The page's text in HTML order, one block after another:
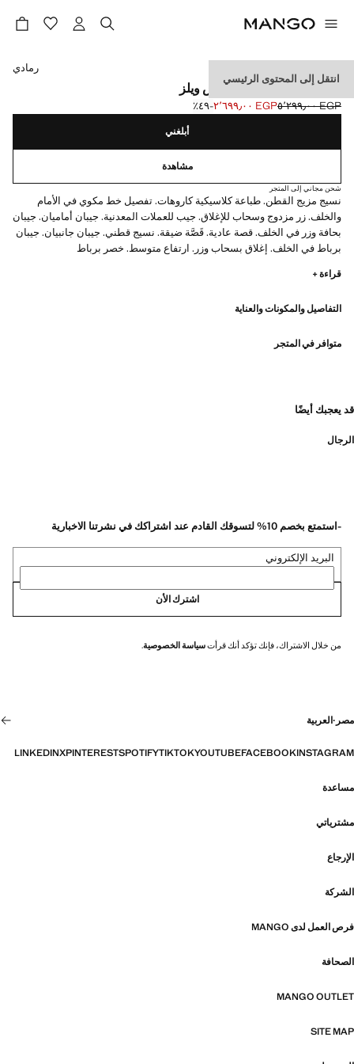
انتقل إلى المحتوى الرئيسي
بنطلون فيلانيل بطبعة برنس ويلز
السعر الأول محذوف [EGP ٥٬٢٩٩٫٠٠ ]
EGP ٥٬٢٩٩٫٠٠
السعر الحالي [EGP ٢٬٦٩٩٫٠٠ ] EGP ٢٬٦٩٩٫٠٠ ؜-٤٩٪؜
حدد اللون
رمادي
أبلغني
مشاهدة
شحن مجاني إلى المتجر
نسيج مزيج القطن. طباعة كلاسيكية كاروهات. تفصيل خط مكوي في الأمام
والخلف. زر مزدوج وسحاب للإغلاق. جيب للعملات المعدنية. جيبان أماميان. جيبان
بحافة وزر في الخلف. قصة عادية. قَصَّة ضيقة. نسيج قطني. جيبان جانبيان. جيبان
برباط في الخلف. إغلاق بسحاب وزر. ارتفاع متوسط. خصر برباط
قراءة +
التفاصيل والمكونات والعناية
متوافر في المتجر
قد يعجبك أيضًا
الرجال
-استمتع بخصم 10% لتسوقك القادم عند اشتراكك في نشرتنا الاخبارية
البريد الإلكتروني
اشترك الأن
من خلال الاشتراك، فإنك تؤكد أنك قرأتسياسة الخصوصية.
مصر ·العربية
INSTAGRAM
FACEBOOK
YOUTUBE
TIKTOK
SPOTIFY
PINTEREST
X
LINKEDIN
مساعدة
مشترياتي
الإرجاع
الشركة
فرص العمل لدى MANGO
الصحافة
MANGO OUTLET
SITE MAP